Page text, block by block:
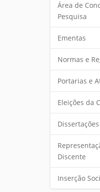
Área de
Pesquisa
Ementas
Normas e
Portarias e
Eleições da
Discente
Inserção